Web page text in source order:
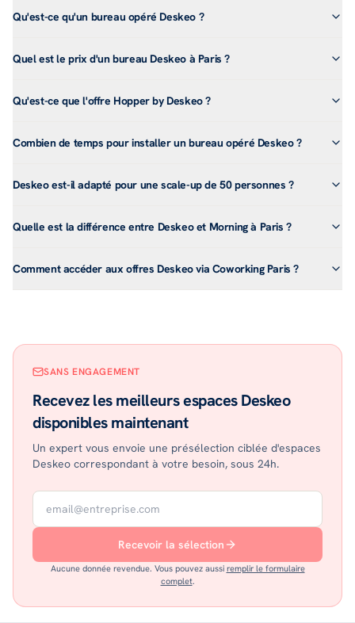
Qu'est-ce qu'un bureau opéré Deskeo ?
Quel est le prix d'un bureau Deskeo à Paris ?
Qu'est-ce que l'offre Hopper by Deskeo ?
Combien de temps pour installer un bureau opéré Deskeo ?
Deskeo est-il adapté pour une scale-up de 50 personnes ?
Quelle est la différence entre Deskeo et Morning à Paris ?
Comment accéder aux offres Deskeo via Coworking Paris ?
SANS ENGAGEMENT
Recevez les meilleurs espaces Deskeo
disponibles maintenant
Un expert vous envoie une présélection ciblée d'espaces
Deskeo correspondant à votre besoin, sous 24h.
Recevoir la sélection
Aucune donnée revendue. Vous pouvez aussi remplir le formulaire
complet.